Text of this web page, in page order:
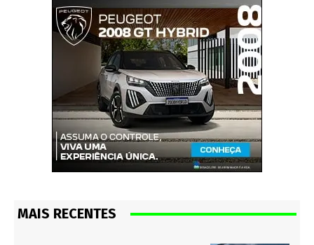
MAIS RECENTES